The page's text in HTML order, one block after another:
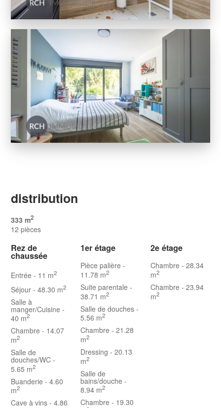
distribution
333 m2
12 pièces
Rez de
chaussée
Entrée- 11 m2
Séjour- 48.30 m2
Salle à
manger/Cuisine-
40 m2
Chambre- 14.07
m2
Salle de
douches/WC-
5.65 m2
Buanderie- 4.60
m2
Cave à vins- 4.86
1er étage
Pièce palière-
11.78 m2
Suite parentale-
38.71 m2
Salle de douches-
5.56 m2
Chambre- 21.28
m2
Dressing- 20.13
m2
Salle de
bains/douche-
8.94 m2
Chambre- 19.30
2e étage
Chambre - 28.34
m2
Chambre - 23.94
m2